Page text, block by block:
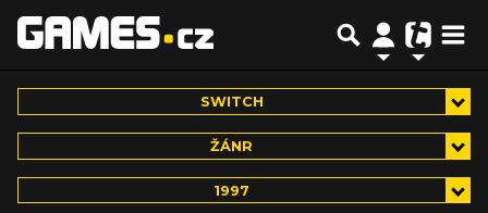
SWITCH
ŽÁNR
1997